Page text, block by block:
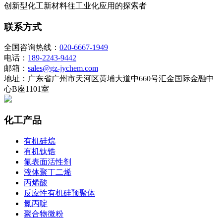
创新型化工新材料往工业化应用的探索者
联系方式
全国咨询热线： 020-6667-1949
电话： 189-2243-9442
邮箱： sales@gz-jychem.com
地址：广东省广州市天河区黄埔大道中660号汇金国际金融中
心B座1101室
化工产品
有机硅烷
有机钛锆
氟表面活性剂
液体聚丁二烯
丙烯酸
反应性有机硅预聚体
氮丙啶
聚合物微粉